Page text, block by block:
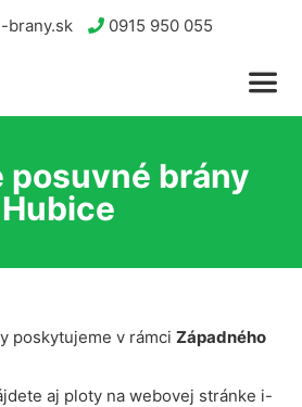
brany.sk 0915 950 055
posuvné brány
Hubice
poskytujeme v rámci Západného
aj ploty na webovej stránke i-